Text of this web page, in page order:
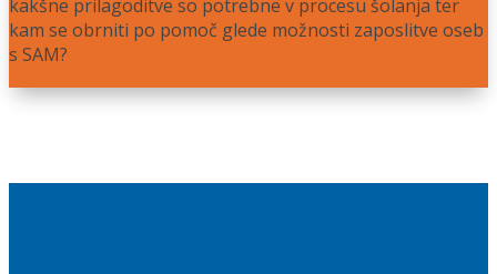
kakšne prilagoditve so potrebne v procesu šolanja ter
kam se obrniti po pomoč glede možnosti zaposlitve oseb
s SAM?